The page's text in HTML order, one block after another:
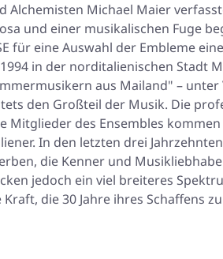
Michael Maier
und einer musikalischen Fuge
für eine Auswahl der Embleme
in der norditalienischen
aus Mailand" –
den Großteil der Musik. Die
des Ensembles
In den letzten drei Jahrzehnten
die Kenner und
jedoch ein viel breiteres
Kraft, die 30 Jahre ihres